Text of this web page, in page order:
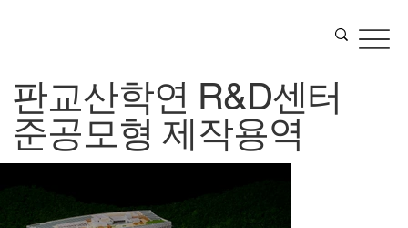
판교산학연 R&D센터
준공모형 제작용역